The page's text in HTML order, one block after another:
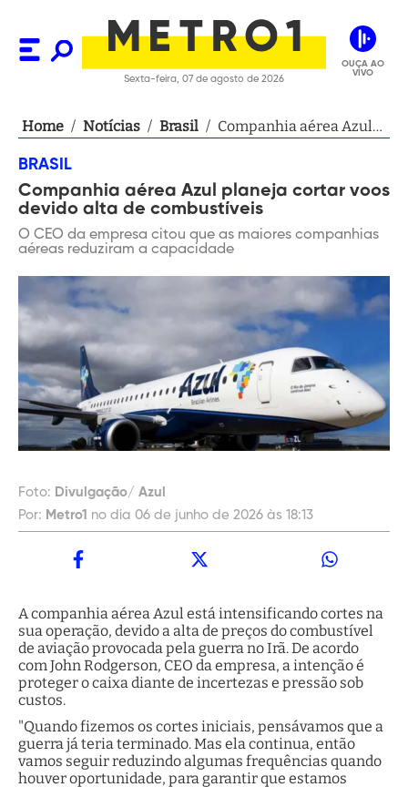
Sexta-feira, 07 de agosto de 2026
OUÇA AO
VIVO
Home / Notícias / Brasil / Companhia aérea Azul
combustíveis
BRASIL
Companhia aérea Azul planeja cortar voos
devido alta de combustíveis
O CEO da empresa citou que as maiores companhias
aéreas reduziram a capacidade
Foto: Divulgação/ Azul
Por: Metro1 no dia 06 de junho de 2026 às 18:13
A companhia aérea Azul está intensificando cortes na
sua operação, devido a alta de preços do combustível
de aviação provocada pela guerra no Irã. De acordo
com John Rodgerson, CEO da empresa, a intenção é
proteger o caixa diante de incertezas e pressão sob
custos.
"Quando fizemos os cortes iniciais, pensávamos que a
guerra já teria terminado. Mas ela continua, então
vamos seguir reduzindo algumas frequências quando
houver oportunidade, para garantir que estamos